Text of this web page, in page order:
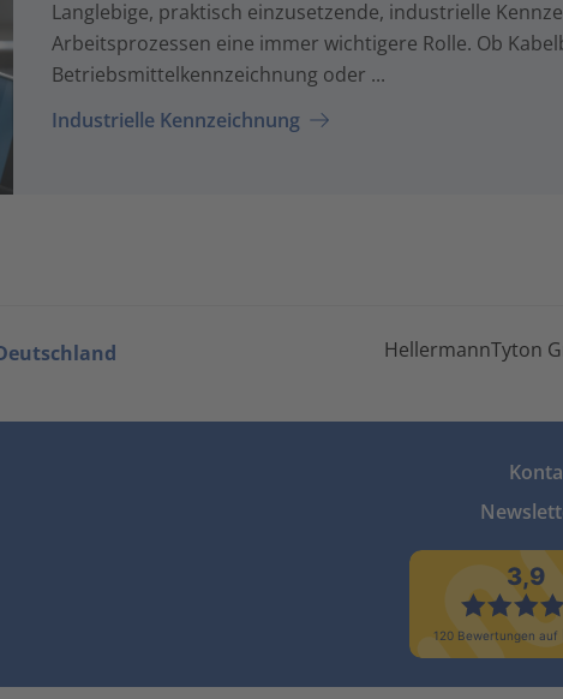
Langlebige, praktisch einzusetzende, industrielle
Arbeitsprozessen eine immer wichtigere Rolle. Ob
Betriebsmittelkennzeichnung oder ...
Industrielle Kennzeichnung
HellermannTyton